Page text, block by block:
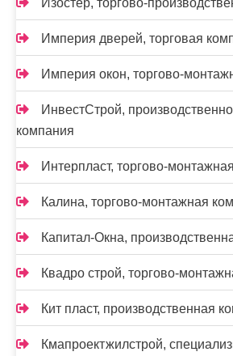
Изостер, торгово-
Империя дверей, торговая
Империя окон, торгово-
ИнвестСтрой,
компания
Интерпласт, торгово-
Калина, торгово-монтажная
Капитал-Окна,
Квадро строй, торгово-
Кит пласт, производственная
Кмапроектжилстрой,